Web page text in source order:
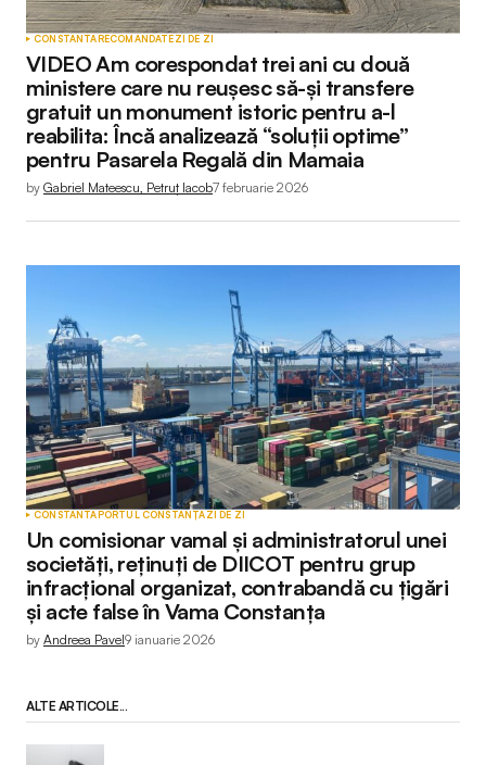
CONSTANTARECOMANDATEZI DE ZI
VIDEO Am corespondat trei ani cu două
ministere care nu reușesc să-și transfere
gratuit un monument istoric pentru a-l
reabilita: Încă analizează “soluții optime”
pentru Pasarela Regală din Mamaia
by Gabriel Mateescu, Petruț Iacob7 februarie 2026
CONSTANTAPORTUL CONSTANȚAZI DE ZI
Un comisionar vamal și administratorul unei
societăți, reținuți de DIICOT pentru grup
infracțional organizat, contrabandă cu țigări
și acte false în Vama Constanța
by Andreea Pavel9 ianuarie 2026
ALTE ARTICOLE...